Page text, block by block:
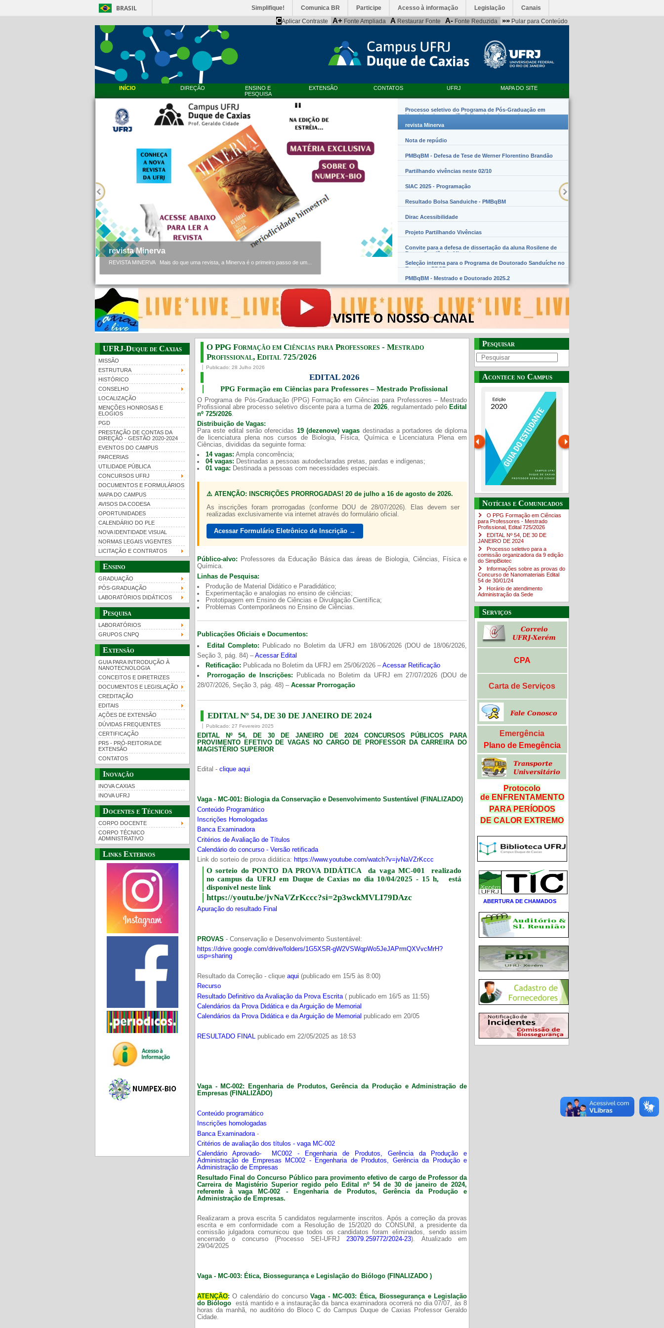
BRASIL Simplifique! Comunica BR Participe Acesso à informação Legislação Canais
CAplicar Contraste A+ Fonte Ampliada A Restaurar Fonte A- Fonte Reduzida »» Pular para Conteúdo
INÍCIO DIREÇÃO
ENSINO E
PESQUISA
EXTENSÃO CONTATOS UFRJ MAPA DO SITE
revista Minerva
REVISTA MINERVA Mais do que uma revista, a Minerva é o primeiro passo de um...
Processo seletivo do Programa de Pós-Graduação em
Nanobiossistemas (PpG Nanobiossistemas)
revista Minerva
Nota de repúdio
PMBqBM - Defesa de Tese de Werner Florentino Brandão
Partilhando vivências neste 02/10
SIAC 2025 - Programação
Resultado Bolsa Sanduiche - PMBqBM
Dirac Acessibilidade
Projeto Partilhando Vivências
Convite para a defesa de dissertação da aluna Rosilene de
Barros Damião de Miranda
Seleção interna para o Programa de Doutorado Sanduíche no
Exterior – PDSE
PMBqBM - Mestrado e Doutorado 2025.2
UFRJ-Duque de Caxias
MISSÃO
ESTRUTURA
HISTÓRICO
CONSELHO
LOCALIZAÇÃO
MENÇÕES HONROSAS E
ELOGIOS
PGD
PRESTAÇÃO DE CONTAS DA
DIREÇÃO - GESTÃO 2020-2024
EVENTOS DO CAMPUS
PARCERIAS
UTILIDADE PÚBLICA
CONCURSOS UFRJ
DOCUMENTOS E FORMULÁRIOS
MAPA DO CAMPUS
AVISOS DA CODESA
OPORTUNIDADES
CALENDÁRIO DO PLE
NOVA IDENTIDADE VISUAL
NORMAS LEGAIS VIGENTES
LICITAÇÃO E CONTRATOS
Ensino
GRADUAÇÃO
PÓS-GRADUAÇÃO
LABORATÓRIOS DIDÁTICOS
Pesquisa
LABORATÓRIOS
GRUPOS CNPQ
Extensão
GUIA PARA INTRODUÇÃO À
NANOTECNOLOGIA
CONCEITOS E DIRETRIZES
DOCUMENTOS E LEGISLAÇÃO
CREDITAÇÃO
EDITAIS
AÇÕES DE EXTENSÃO
DÚVIDAS FREQUENTES
CERTIFICAÇÃO
PR5 - PRÓ-REITORIA DE
EXTENSÃO
CONTATOS
Inovação
INOVA CAXIAS
INOVA UFRJ
Docentes e Técnicos
CORPO DOCENTE
CORPO TÉCNICO
ADMINISTRATIVO
Links Externos
O PPG Formação em Ciências para Professores - Mestrado
Profissional, Edital ​725/202​6
Publicado: 28 Julho 2026
EDITAL 2026
PPG Formação em Ciências para Professores – Mestrado Profissional
O Programa de Pós-Graduação (PPG) Formação em Ciências para Professores – Mestrado
Profissional abre processo seletivo discente para a turma de 2026, regulamentado pelo Edital
nº 725/2026.
Distribuição de Vagas:
Para este edital serão oferecidas 19 (dezenove) vagas destinadas a portadores de diploma
de licenciatura plena nos cursos de Biologia, Física, Química e Licenciatura Plena em
Ciências, divididas da seguinte forma:
14 vagas: Ampla concorrência;
04 vagas: Destinadas a pessoas autodeclaradas pretas, pardas e indígenas;
01 vaga: Destinada a pessoas com necessidades especiais.
⚠️ ATENÇÃO: INSCRIÇÕES PRORROGADAS! 20 de julho a 16 de agosto de 2026.
As inscrições foram prorrogadas (conforme DOU de 28/07/2026). Elas devem ser
realizadas exclusivamente via internet através do formulário oficial.
Acessar Formulário Eletrônico de Inscrição →
Público-alvo: Professores da Educação Básica das áreas de Biologia, Ciências, Física e
Química.
Linhas de Pesquisa:
Produção de Material Didático e Paradidático;
Experimentação e analogias no ensino de ciências;
Prototipagem em Ensino de Ciências e Divulgação Científica;
Problemas Contemporâneos no Ensino de Ciências.
Publicações Oficiais e Documentos:
Edital Completo: Publicado no Boletim da UFRJ em 18/06/2026 (DOU de 18/06/2026,
Seção 3, pág. 84) –Acessar Edital
Retificação: Publicada no Boletim da UFRJ em 25/06/2026 –Acessar Retificação
Prorrogação de Inscrições: Publicada no Boletim da UFRJ em 27/07/2026 (DOU de
28/07/2026, Seção 3, pág. 48) – Acessar Prorrogação
EDITAL Nº 54, DE 30 DE JANEIRO DE 2024
Publicado: 27 Fevereiro 2025
EDITAL Nº 54, DE 30 DE JANEIRO DE 2024 CONCURSOS PÚBLICOS PARA
PROVIMENTO EFETIVO DE VAGAS NO CARGO DE PROFESSOR DA CARREIRA DO
MAGISTÉRIO SUPERIOR
Edital - clique aqui
Vaga - MC-001: Biologia da Conservação e Desenvolvimento Sustentável (FINALIZADO)
Conteúdo Programático
Inscrições Homologadas
Banca Examinadora
Critérios de Avaliação de Títulos
Calendário do concurso - Versão retificada
Link do sorteio de prova didática: https://www.youtube.com/watch?v=jvNaVZrKccc
O sorteio do PONTO DA PROVA DIDÁTICA da vaga MC-001 realizado
no campus da UFRJ em Duque de Caxias no dia 10/04/2025 - 15 h, está
disponível neste link
https://youtu.be/jvNaVZrKccc?si=2p3wckMVLI79DAzc
Apuração do resultado Final
PROVAS - Conservação e Desenvolvimento Sustentável:
https://drive.google.com/drive/folders/1G5XSR-gW2VSWqpWo5JeJAPrmQXVvcMrH?
usp=sharing
Resultado da Correção - clique aqui (publicado em 15/5 às 8:00)
Recurso
Resultado Definitivo da Avaliação da Prova Escrita( publicado em 16/5 as 11:55)
Calendários da Prova Didática e da Arguição de Memorial
Calendários da Prova Didática e da Arguição de Memorial publicado em 20/05
RESULTADO FINAL publicado em 22/05/2025 as 18:53
Vaga - MC-002: Engenharia de Produtos, Gerência da Produção e Administração de
Empresas (FINALIZADO)
Conteúdo programático
Inscrições homologadas
Banca Examinadora -
Critérios de avaliação dos títulos - vaga MC-002
Calendário Aprovado- MC002 - Engenharia de Produtos, Gerência da Produção e
Administração de Empresas MC002 - Engenharia de Produtos, Gerência da Produção e
Administração de Empresas
Resultado Final do Concurso Público para provimento efetivo de cargo de Professor da
Carreira de
Magistério Superior regido pelo Edital nº 54 de 30 de janeiro de 2024,
referente à vaga MC-002 -
Engenharia de Produtos, Gerência da Produção e
Administração de Empresas.
Realizaram a prova escrita 5 candidatos regularmente inscritos. Após a correção da provas
escrita e em conformidade com a Resolução de 15/2020 do CONSUNI, a presidente da
comissão julgadora comunicou que todos os candidatos foram eliminados, sendo assim
encerrado o concurso (Processo SEI-UFRJ23079.259772/2024-23). Atualizado em
29/04/2025
Vaga - MC-003: Ética, Biossegurança e Legislação do Biólogo (FINALIZADO )
ATENÇÃO: O calendário do concursoVaga - MC-003: Ética, Biossegurança e Legislação
do Biólogo
está mantido e a instauração da banca examinadora ocorrerá no dia 07/07, às 8
horas da manhã, no auditório do Bloco C do Campus Duque de Caxias Professor Geraldo
Cidade.
Pesquisar
Acontece no Campus
Guia do estudante
https://www.youtube.com/channel/UC46BbEKCwNCdJvi4sNpOf3w
UFRJ 100 anos Notícias e Comunicados
O PPG Formação em Ciências
para Professores - Mestrado
Profissional, Edital ​725/202​6
EDITAL Nº 54, DE 30 DE
JANEIRO DE 2024
Processo seletivo para a
comissão organizadora da 9 edição
do SimpBiotec
Informações sobre as provas do
Concurso de Nanomateriais Edital
54 de 30/01/24
Horário de atendimento
Administração da Sede
Serviços
CPA
Carta de Serviços
Emergência
Plano de Emegência
Protocolo
de ENFRENTAMENTO
PARA PERÍODOS
DE CALOR EXTREMO
ABERTURA DE CHAMADOS